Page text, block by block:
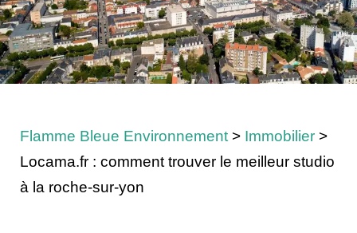
Flamme Bleue Environnement > Immobilier >
Locama.fr : comment trouver le meilleur studio
à la roche-sur-yon